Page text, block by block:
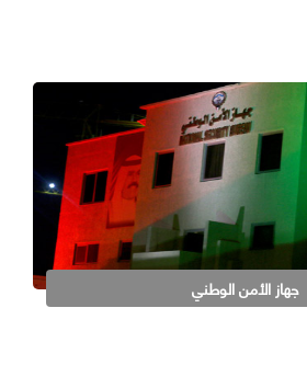
جهاز الأمن الوطني